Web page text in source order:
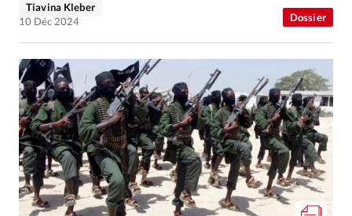
Dossier
Tiavina Kleber
10 Déc 2024